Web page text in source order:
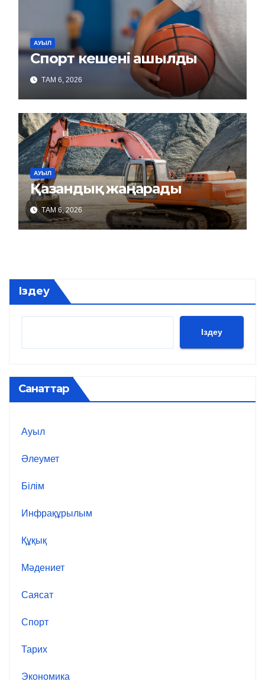
АУЫЛ
Спорт кешені ашылды
ТАМ 6, 2026
АУЫЛ
Қазандық жаңарады
ТАМ 6, 2026
Іздеу
Іздеу
Санаттар
Ауыл
Әлеумет
Білім
Инфрақұрылым
Құқық
Мәдениет
Саясат
Спорт
Тарих
Экономика